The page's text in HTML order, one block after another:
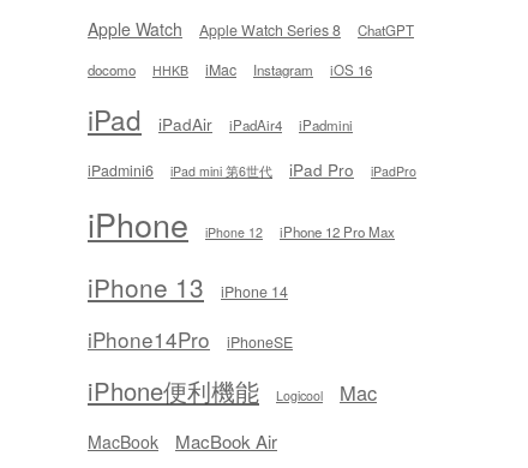
Apple Watch Apple Watch Series 8 ChatGPT
docomo HHKB iMac Instagram iOS 16
iPad iPadAir iPadAir4 iPadmini
iPadmini6 iPad mini 第6世代 iPad Pro iPadPro
iPhone iPhone 12 iPhone 12 Pro Max
iPhone 13 iPhone 14
iPhone14Pro iPhoneSE
iPhone便利機能 Logicool Mac
MacBook MacBook Air